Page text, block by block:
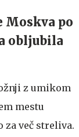
Moskva po
obljubila
z umikom
mestu
za več streliva.